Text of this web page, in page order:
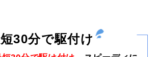
30分で駆付け